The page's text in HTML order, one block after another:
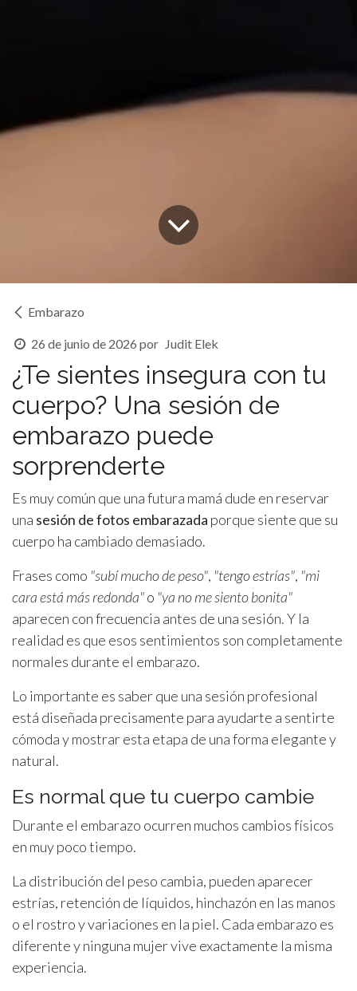
Embarazo
26 de junio de 2026 por Judit Elek
¿Te sientes insegura con tu
cuerpo? Una sesión de
embarazo puede
sorprenderte
Es muy común que una futura mamá dude en reservar
una sesión de fotos embarazada porque siente que su
cuerpo ha cambiado demasiado.
Frases como "subí mucho de peso", "tengo estrías", "mi
cara está más redonda"o "ya no me siento bonita"
aparecen con frecuencia antes de una sesión. Y la
realidad es que esos sentimientos son completamente
normales durante el embarazo.
Lo importante es saber que una sesión profesional
está diseñada precisamente para ayudarte a sentirte
cómoda y mostrar esta etapa de una forma elegante y
natural.
Es normal que tu cuerpo cambie
Durante el embarazo ocurren muchos cambios físicos
en muy poco tiempo.
La distribución del peso cambia, pueden aparecer
estrías, retención de líquidos, hinchazón en las manos
o el rostro y variaciones en la piel. Cada embarazo es
diferente y ninguna mujer vive exactamente la misma
experiencia.